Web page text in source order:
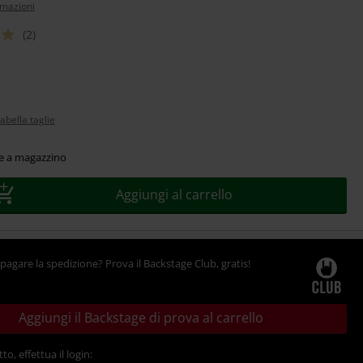
(2)
taglie
a magazzino
Aggiungi al carrello
la spedizione? Prova il Backstage Club, gratis!
Aggiungi il Backstage di prova al carrello
effettua il login: